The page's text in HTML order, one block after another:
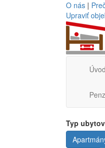
O nás |
Upraviť
Typ